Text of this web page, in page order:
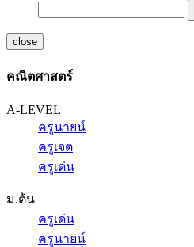
close
คณิตศาสตร์
A-LEVEL
ครูนายน์
ครูเจต
ครูเด่น
ม.ต้น
ครูเด่น
ครูนายน์